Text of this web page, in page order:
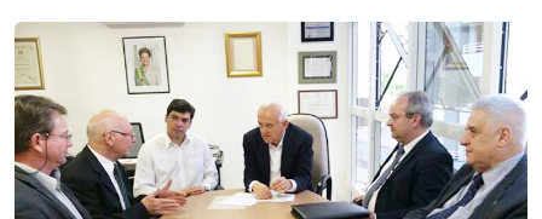
Biblioteca
Editora
Rádio